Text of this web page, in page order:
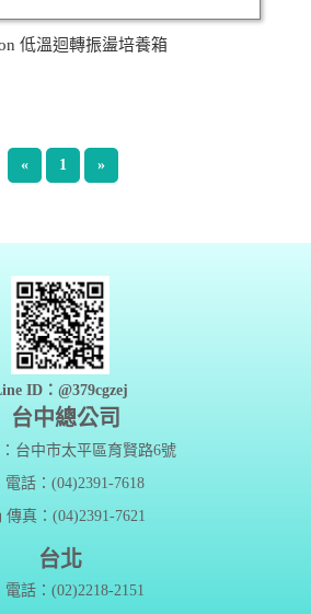
低溫迴轉振盪培養箱
« 1 »
ID：@379cgzej
台中總公司
台中市太平區育賢路6號
電話：(04)2391-7618
傳真：(04)2391-7621
台北
電話：(02)2218-2151